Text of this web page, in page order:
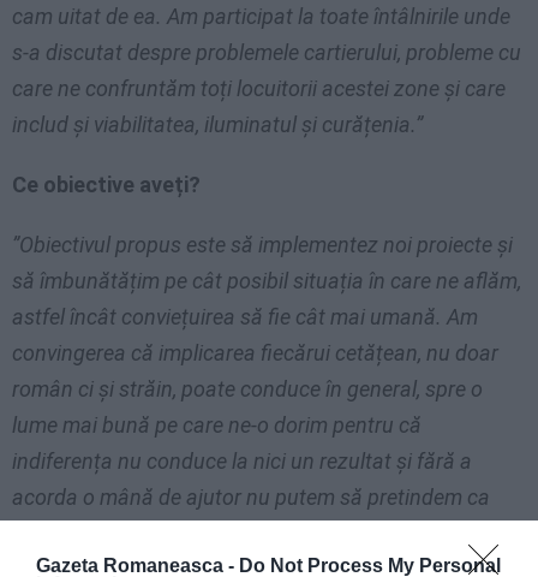
Gazeta Romaneasca - Do Not Process My Personal
cam uitat de ea. Am participat la toate întâlnirile unde
s-a discutat despre problemele cartierului, probleme cu
care ne confruntăm toți locuitorii acestei zone și care
includ și viabilitatea, iluminatul și curățenia.”
Ce obiective aveți?
”Obiectivul propus este să implementez noi proiecte și
să îmbunătățim pe cât posibil situația în care ne aflăm,
astfel încât conviețuirea să fie cât mai umană. Am
convingerea că implicarea fiecărui cetățean, nu doar
român ci și străin, poate conduce în general, spre o
lume mai bună pe care ne-o dorim pentru că
indiferența nu conduce la nici un rezultat și fără a
acorda o mână de ajutor nu putem să pretindem ca